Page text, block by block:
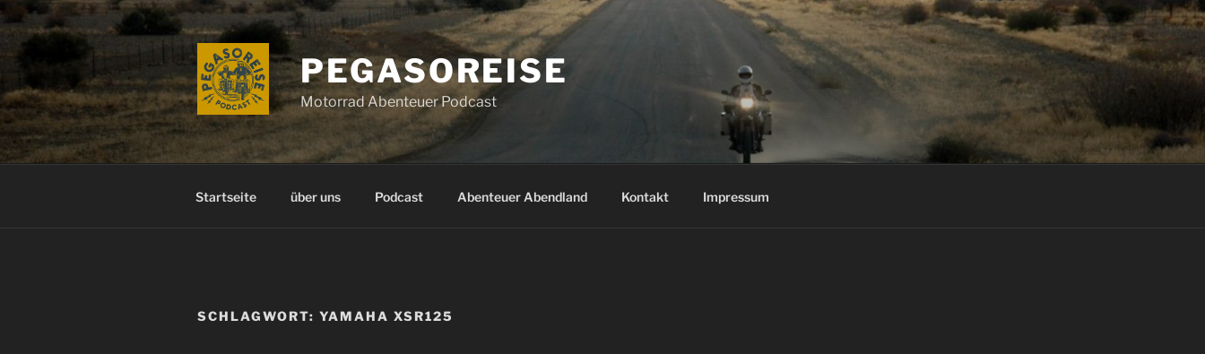
Zum
Inhalt
springen
PEGASOREISE
Motorrad Abenteuer Podcast
Startseite über uns Podcast Abenteuer Abendland Kontakt Impressum
SCHLAGWORT: YAMAHA XSR125